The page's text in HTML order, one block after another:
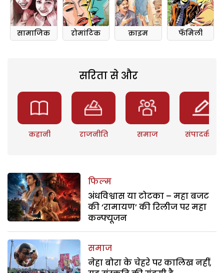
सामाजिक रोमांटिक क्राइम फॅमिली
सरिता से और
कहानी राजनीति समाज संपादकीय
फिल्म
अंधविश्वास या टोटका – महा बजट
की ‘रामायण’ की रिलीज पर महा
कन्फ्यूजन
समाज
नेहा बोरा के चेहरे पर कालिख नहीं,